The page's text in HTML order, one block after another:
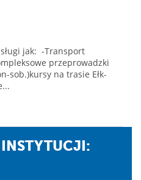
jak: -Transport
przeprowadzki
sob.)kursy na trasie Ełk-